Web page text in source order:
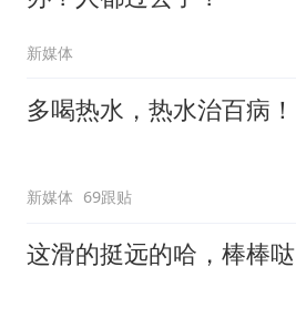
新媒体
多喝热水，热水治百病！
新媒体 69跟贴
这滑的挺远的哈，棒棒哒